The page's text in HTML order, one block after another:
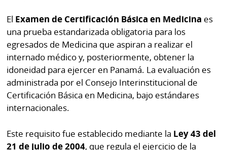
El Examen de Certificación Básica en Medicina es
una prueba estandarizada obligatoria para los
egresados de Medicina que aspiran a realizar el
internado médico y, posteriormente, obtener la
idoneidad para ejercer en Panamá. La evaluación es
administrada por el Consejo Interinstitucional de
Certificación Básica en Medicina, bajo estándares
internacionales.
Este requisito fue establecido mediante la Ley 43 del
21 de julio de 2004, que regula el ejercicio de la